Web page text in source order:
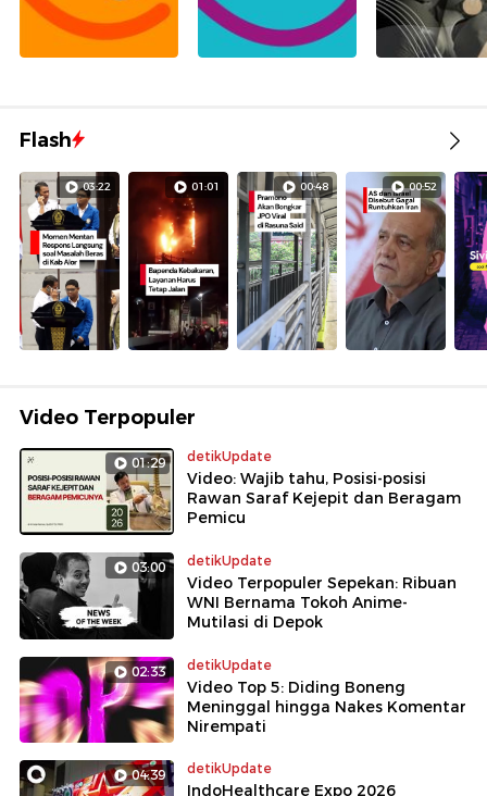
Flash
03:22 01:01 00:48 00:52
Video Terpopuler
01:29 detikUpdate
Video: Wajib tahu, Posisi-posisi
Rawan Saraf Kejepit dan Beragam
Pemicu
03:00 detikUpdate
Video Terpopuler Sepekan: Ribuan
WNI Bernama Tokoh Anime-
Mutilasi di Depok
02:33 detikUpdate
Video Top 5: Diding Boneng
Meninggal hingga Nakes Komentar
Nirempati
04:39 detikUpdate
IndoHealthcare Expo 2026